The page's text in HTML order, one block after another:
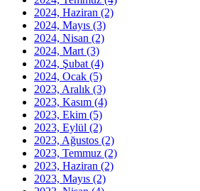
2024, Haziran (2)
2024, Mayıs (3)
2024, Nisan (2)
2024, Mart (3)
2024, Şubat (4)
2024, Ocak (5)
2023, Aralık (3)
2023, Kasım (4)
2023, Ekim (5)
2023, Eylül (2)
2023, Ağustos (2)
2023, Temmuz (2)
2023, Haziran (2)
2023, Mayıs (2)